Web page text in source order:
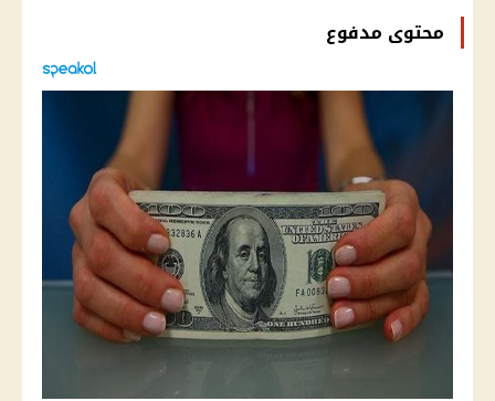
محتوى مدفوع